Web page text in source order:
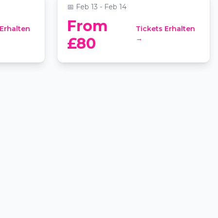
📅 Feb 13 - Feb 14
From
£80
Tickets Erhalten
→